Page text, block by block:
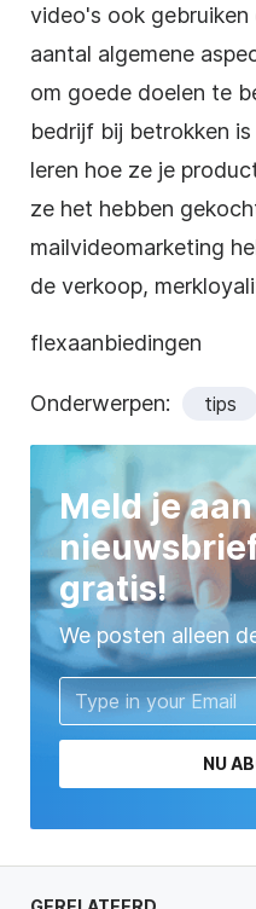
video's ook gebruiken
aantal algemene
om goede doelen te
bedrijf bij betrokken
leren hoe ze je
ze het hebben
mailvideomarketing
de verkoop,
flexaanbiedingen
Onderwerpen: tips
Meld je
gratis!
We posten alleen
NU